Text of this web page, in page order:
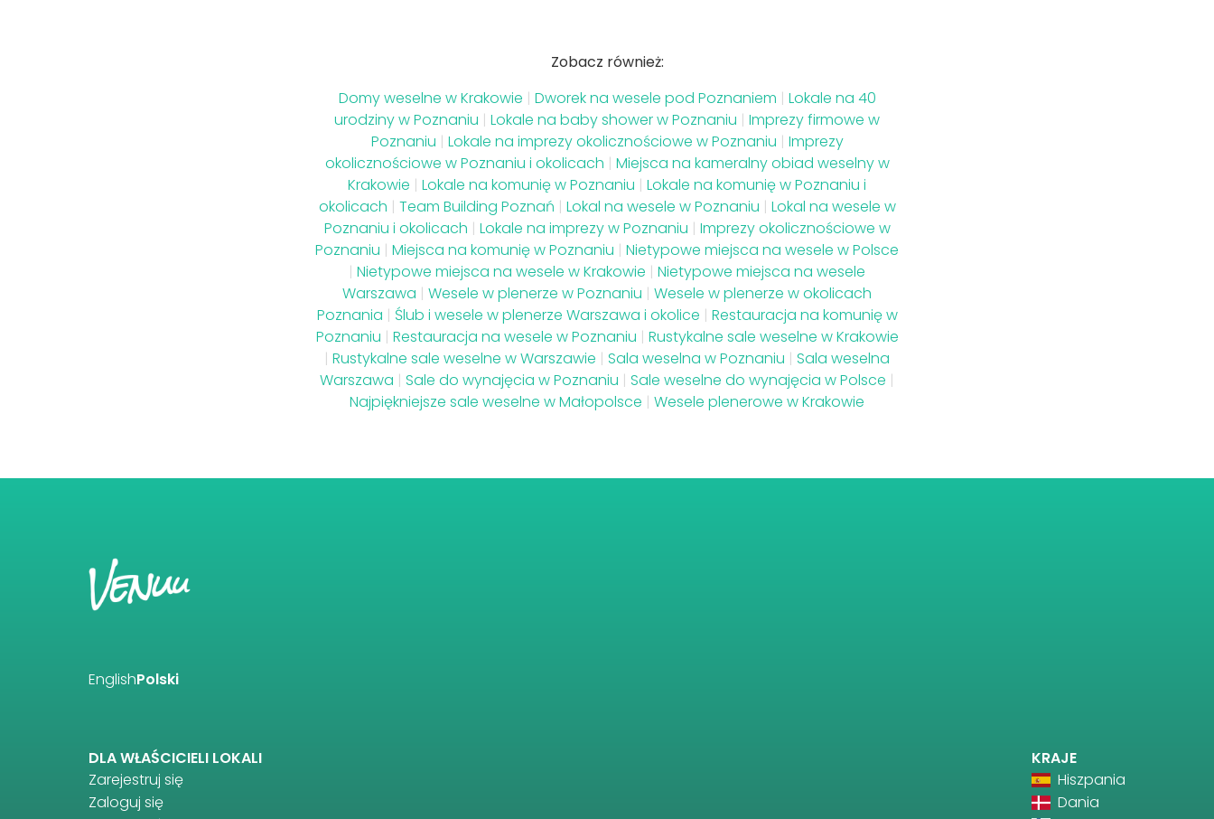
Zobacz również:
Domy weselne w Krakowie | Dworek na wesele pod Poznaniem | Lokale na 40
urodziny w Poznaniu | Lokale na baby shower w Poznaniu | Imprezy firmowe w
Poznaniu | Lokale na imprezy okolicznościowe w Poznaniu | Imprezy
okolicznościowe w Poznaniu i okolicach | Miejsca na kameralny obiad weselny w
Krakowie | Lokale na komunię w Poznaniu | Lokale na komunię w Poznaniu i
okolicach | Team Building Poznań | Lokal na wesele w Poznaniu | Lokal na wesele w
Poznaniu i okolicach | Lokale na imprezy w Poznaniu | Imprezy okolicznościowe w
Poznaniu | Miejsca na komunię w Poznaniu | Nietypowe miejsca na wesele w Polsce
| Nietypowe miejsca na wesele w Krakowie | Nietypowe miejsca na wesele
Warszawa | Wesele w plenerze w Poznaniu | Wesele w plenerze w okolicach
Poznania | Ślub i wesele w plenerze Warszawa i okolice | Restauracja na komunię w
Poznaniu | Restauracja na wesele w Poznaniu | Rustykalne sale weselne w Krakowie
| Rustykalne sale weselne w Warszawie | Sala weselna w Poznaniu | Sala weselna
Warszawa | Sale do wynajęcia w Poznaniu | Sale weselne do wynajęcia w Polsce |
Najpiękniejsze sale weselne w Małopolsce | Wesele plenerowe w Krakowie
EnglishPolski
DLA WŁAŚCICIELI LOKALI
Zarejestruj się
Zaloguj się
KRAJE
Hiszpania
Dania